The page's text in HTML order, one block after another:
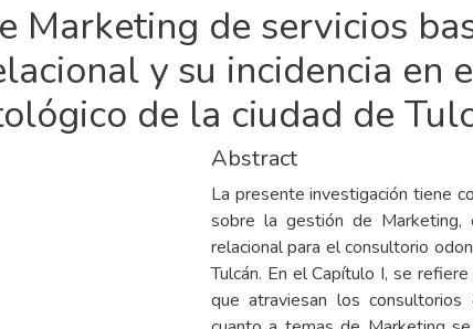
Marketing de servicios
y su incidencia en
de la ciudad de
Abstract
La presente investigación tiene
sobre la gestión de Marketing,
relacional para el consultorio
Tulcán. En el Capítulo I, se
que atraviesan los